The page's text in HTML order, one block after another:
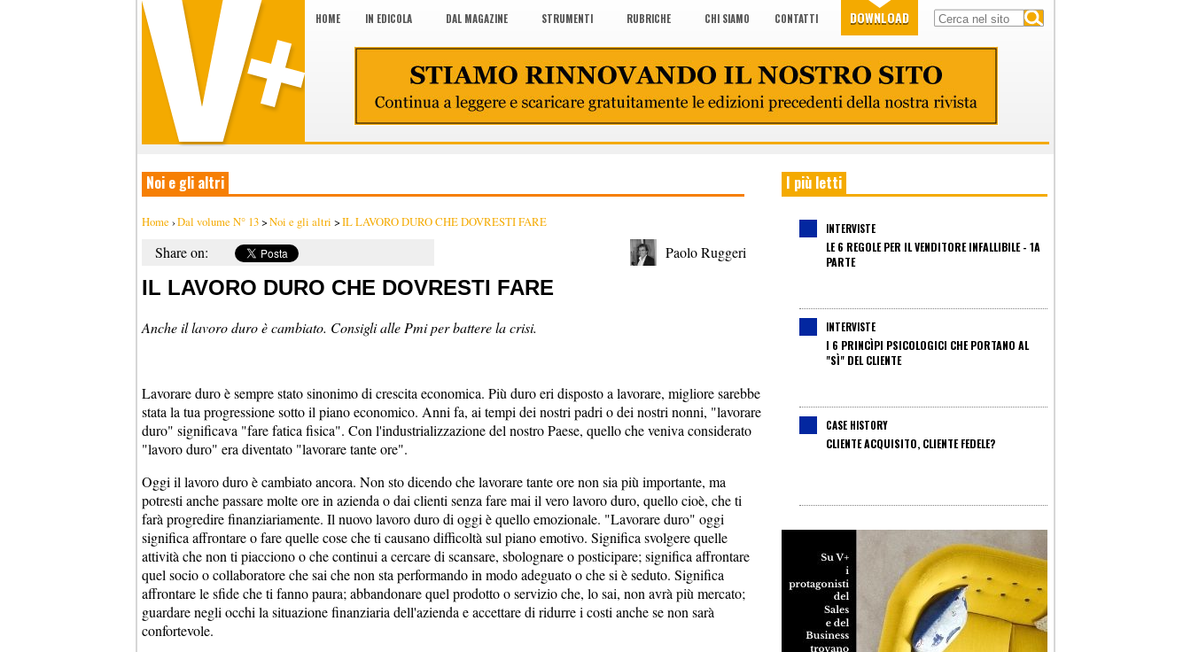
HOME IN EDICOLA DAL MAGAZINE STRUMENTI RUBRICHE CHI SIAMO CONTATTI DOWNLOAD
Noi e gli altri
Home ›Dal volume N° 13>Noi e gli altri >IL LAVORO DURO CHE DOVRESTI FARE
Share on: Paolo Ruggeri
IL LAVORO DURO CHE DOVRESTI FARE
Anche il lavoro duro è cambiato. Consigli alle Pmi per battere la crisi.
Lavorare duro è sempre stato sinonimo di crescita economica. Più duro eri disposto a lavorare, migliore sarebbe
stata la tua progressione sotto il piano economico. Anni fa, ai tempi dei nostri padri o dei nostri nonni, "lavorare
duro" significava "fare fatica fisica". Con l'industrializzazione del nostro Paese, quello che veniva considerato
"lavoro duro" era diventato "lavorare tante ore".
Oggi il lavoro duro è cambiato ancora. Non sto dicendo che lavorare tante ore non sia più importante, ma
potresti anche passare molte ore in azienda o dai clienti senza fare mai il vero lavoro duro, quello cioè, che ti
farà progredire finanziariamente. Il nuovo lavoro duro di oggi è quello emozionale. "Lavorare duro" oggi
significa affrontare o fare quelle cose che ti causano difficoltà sul piano emotivo. Significa svolgere quelle
attività che non ti piacciono o che continui a cercare di scansare, sbolognare o posticipare; significa affrontare
quel socio o collaboratore che sai che non sta performando in modo adeguato o che si è seduto. Significa
affrontare le sfide che ti fanno paura; abbandonare quel prodotto o servizio che, lo sai, non avrà più mercato;
guardare negli occhi la situazione finanziaria dell'azienda e accettare di ridurre i costi anche se non sarà
confortevole.
I più letti
INTERVISTE
LE 6 REGOLE PER IL VENDITORE INFALLIBILE - 1A
PARTE
INTERVISTE
I 6 PRINCÌPI PSICOLOGICI CHE PORTANO AL
"SÌ" DEL CLIENTE
CASE HISTORY
CLIENTE ACQUISITO, CLIENTE FEDELE?